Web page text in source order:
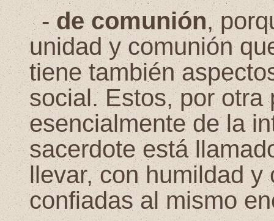
- de comunión,
unidad y comunión
tiene también
social. Estos, por otra
esencialmente de la
sacerdote está
llevar, con humildad
confiadas al mismo